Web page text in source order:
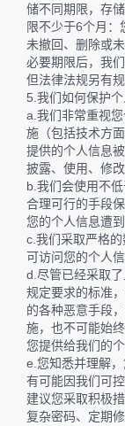
储不同期限，存
限不少于6个月：
未撤回、删除或
必要期限后，我
但法律法规另有规
5.我们如何保护
a.我们非常重视
施（包括技术方
提供的个人信息
披露、使用、修
b.我们会使用不
合理可行的手段
您的个人信息遭到
c.我们采取严格
可访问您的个人
d.尽管已经采取
规定要求的标准
的各种恶意手段
施，也不可能始
您提供给我们的
e.您知悉并理解
有可能因我们可
建议您采取积极
复杂密码、定期